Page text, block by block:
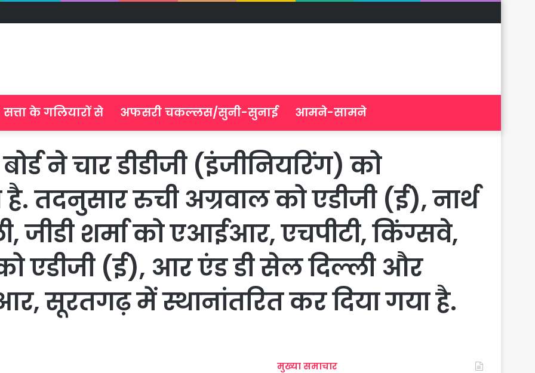
सत्ता के गलियारों से अफसरी चकल्लस/सुनी-सुनाई आमने-सामने
ने चार डीडीजी (इंजीनियरिंग) को
है. तदनुसार रुची अग्रवाल को एडीजी (ई), नार्थ
जीडी शर्मा को एआईआर, एचपीटी, किंग्सवे,
एडीजी (ई), आर एंड डी सेल दिल्ली और
सूरतगढ़ में स्थानांतरित कर दिया गया है.
मुख्या समाचार